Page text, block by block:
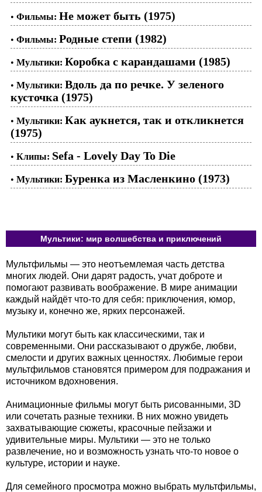
• Фильмы: Не может быть (1975)
• Фильмы: Родные степи (1982)
• Мультики: Коробка с карандашами (1985)
• Мультики: Вдоль да по речке. У зеленого
кусточка (1975)
• Мультики: Как аукнется, так и откликнется
(1975)
• Клипы: Sefa - Lovely Day To Die
• Мультики: Буренка из Масленкино (1973)
Мультики: мир волшебства и приключений
Мультфильмы — это неотъемлемая часть детства
многих людей. Они дарят радость, учат доброте и
помогают развивать воображение. В мире анимации
каждый найдёт что-то для себя: приключения, юмор,
музыку и, конечно же, ярких персонажей.
Мультики могут быть как классическими, так и
современными. Они рассказывают о дружбе, любви,
смелости и других важных ценностях. Любимые герои
мультфильмов становятся примером для подражания и
источником вдохновения.
Анимационные фильмы могут быть рисованными, 3D
или сочетать разные техники. В них можно увидеть
захватывающие сюжеты, красочные пейзажи и
удивительные миры. Мультики — это не только
развлечение, но и возможность узнать что-то новое о
культуре, истории и науке.
Для семейного просмотра можно выбрать мультфильмы,